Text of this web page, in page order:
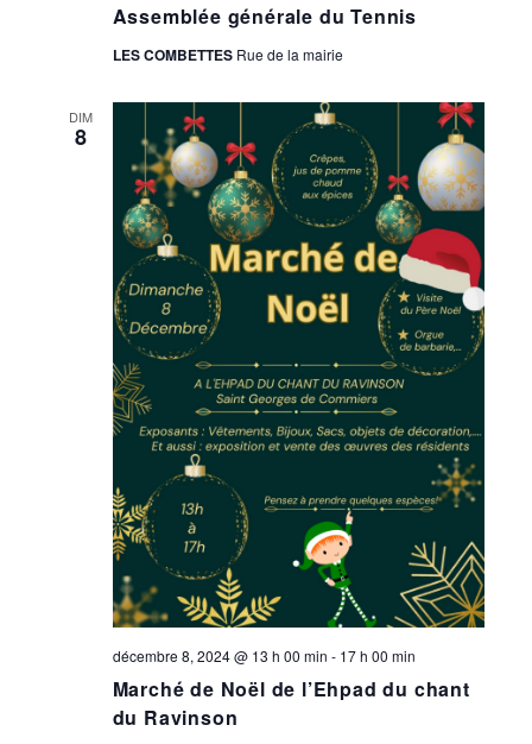
Assemblée générale du Tennis
LES COMBETTES Rue de la mairie
DIM
8
Marché de Noël de l’Ehpad du chant
du Ravinson
décembre 8, 2024 @ 13 h 00 min - 17 h 00 min